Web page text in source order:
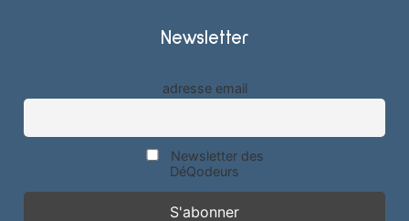
Newsletter
adresse email
Newsletter des
DéQodeurs